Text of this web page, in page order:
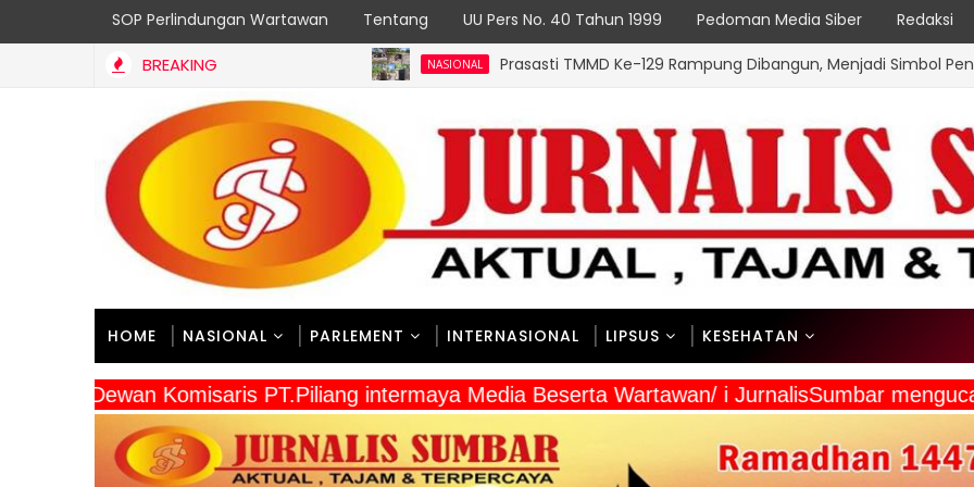
SOP Perlindungan Wartawan Tentang UU Pers No. 40 Tahun 1999 Pedoman Media Siber Redaksi
BREAKING Prasasti TMMD Ke-129 Rampung Dibangun, Menjadi Simbol Pengabdian TNI
HOME NASIONAL PARLEMENT INTERNASIONAL LIPSUS KESEHATAN
" Dewan Komisaris PT.Piliang intermaya Media Beserta Wartawan/ i JurnalisSumbar